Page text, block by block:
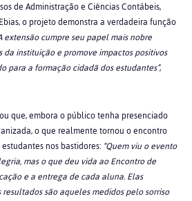
de Administração e Ciências Contábeis,
o projeto demonstra a verdadeira função
extensão cumpre seu papel mais nobre
instituição e promove impactos positivos
para a formação cidadã dos estudantes”,
que, embora o público tenha presenciado
o que realmente tornou o encontro
nos bastidores: “Quem viu o evento
mas o que deu vida ao Encontro de
e a entrega de cada aluna. Elas
são aqueles medidos pelo sorriso